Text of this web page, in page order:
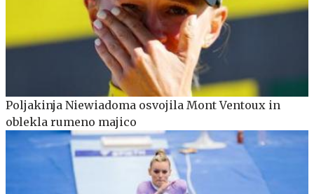
Poljakinja Niewiadoma osvojila Mont Ventoux in
oblekla rumeno majico